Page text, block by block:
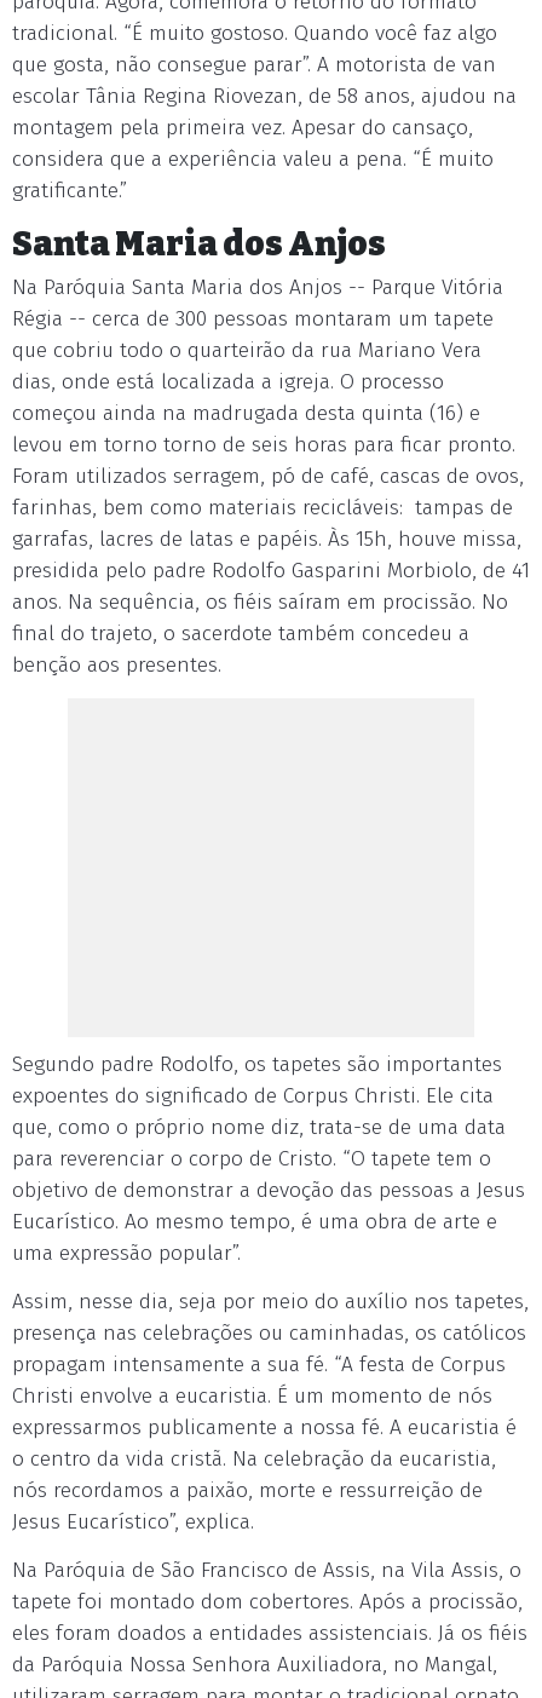
tradicional. “É muito gostoso. Quando você faz algo
que gosta, não consegue parar”. A motorista de van
escolar Tânia Regina Riovezan, de 58 anos, ajudou na
montagem pela primeira vez. Apesar do cansaço,
considera que a experiência valeu a pena. “É muito
gratificante.”
Santa Maria dos Anjos
Na Paróquia Santa Maria dos Anjos -- Parque Vitória
Régia -- cerca de 300 pessoas montaram um tapete
que cobriu todo o quarteirão da rua Mariano Vera
dias, onde está localizada a igreja. O processo
começou ainda na madrugada desta quinta (16) e
levou em torno torno de seis horas para ficar pronto.
Foram utilizados serragem, pó de café, cascas de ovos,
farinhas, bem como materiais recicláveis: tampas de
garrafas, lacres de latas e papéis. Às 15h, houve missa,
presidida pelo padre Rodolfo Gasparini Morbiolo, de 41
anos. Na sequência, os fiéis saíram em procissão. No
final do trajeto, o sacerdote também concedeu a
benção aos presentes.
Segundo padre Rodolfo, os tapetes são importantes
expoentes do significado de Corpus Christi. Ele cita
que, como o próprio nome diz, trata-se de uma data
para reverenciar o corpo de Cristo. “O tapete tem o
objetivo de demonstrar a devoção das pessoas a Jesus
Eucarístico. Ao mesmo tempo, é uma obra de arte e
uma expressão popular”.
Assim, nesse dia, seja por meio do auxílio nos tapetes,
presença nas celebrações ou caminhadas, os católicos
propagam intensamente a sua fé. “A festa de Corpus
Christi envolve a eucaristia. É um momento de nós
expressarmos publicamente a nossa fé. A eucaristia é
o centro da vida cristã. Na celebração da eucaristia,
nós recordamos a paixão, morte e ressurreição de
Jesus Eucarístico”, explica.
Na Paróquia de São Francisco de Assis, na Vila Assis, o
tapete foi montado dom cobertores. Após a procissão,
eles foram doados a entidades assistenciais. Já os fiéis
da Paróquia Nossa Senhora Auxiliadora, no Mangal,